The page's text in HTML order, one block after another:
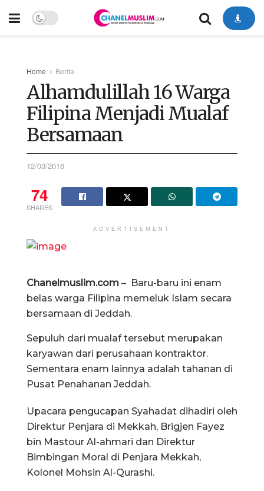
Home Berita
Alhamdulillah 16 Warga
Filipina Menjadi Mualaf
Bersamaan
12/03/2016
74
SHARES
ADVERTISEMENT
Chanelmuslim.com – Baru-baru ini enam
belas warga Filipina memeluk Islam secara
bersamaan di Jeddah.
Sepuluh dari mualaf tersebut merupakan
karyawan dari perusahaan kontraktor.
Sementara enam lainnya adalah tahanan di
Pusat Penahanan Jeddah.
Upacara pengucapan Syahadat dihadiri oleh
Direktur Penjara di Mekkah, Brigjen Fayez
bin Mastour Al-ahmari dan Direktur
Bimbingan Moral di Penjara Mekkah,
Kolonel Mohsin Al-Qurashi.